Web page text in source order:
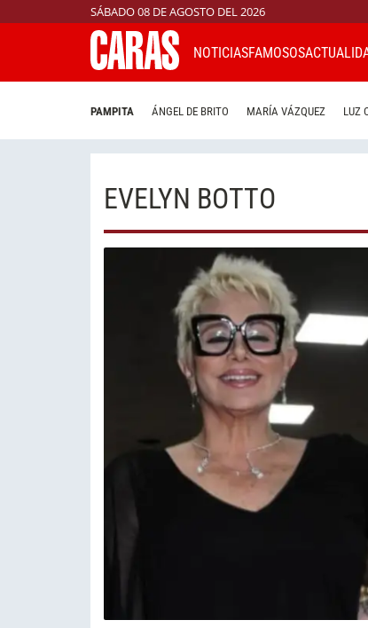
SÁBADO 08 DE AGOSTO DEL 2026
NOTICIASFAMOSOS
PAMPITA ÁNGEL DE BRITO MARÍA VÁZQUEZ LUZ
EVELYN BOTTO